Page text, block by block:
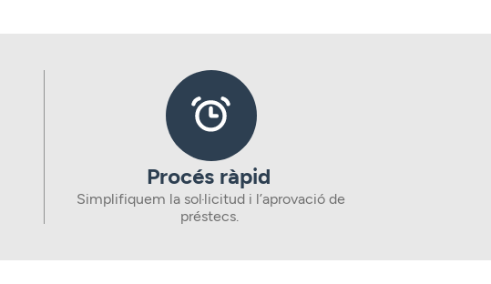
Procés ràpid
Simplifiquem la sol·licitud i l’aprovació de
préstecs.